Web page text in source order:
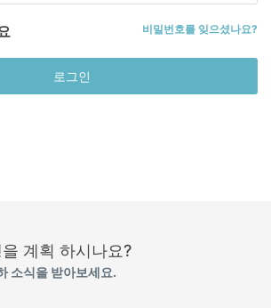
비밀번호를 잊으셨나요?
로그인
계획 하시나요?
소식을 받아보세요.